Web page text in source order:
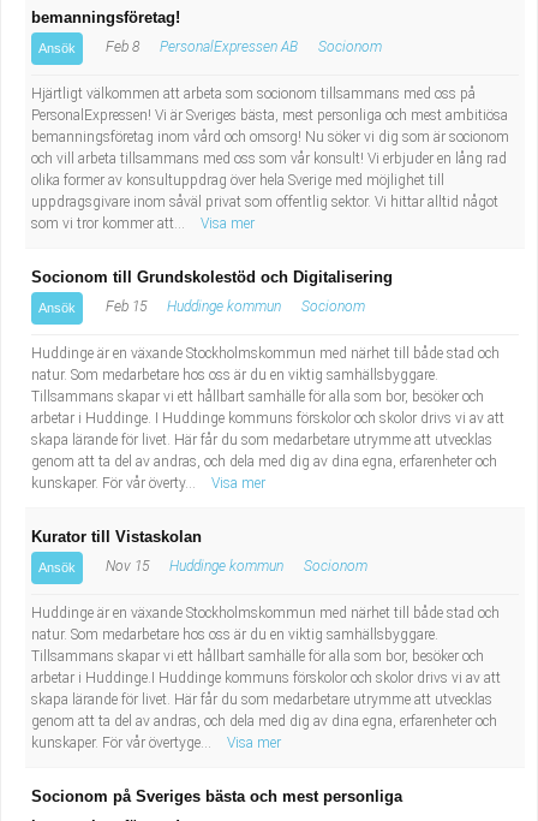
bemanningsföretag!
Ansök Feb 8 PersonalExpressen AB Socionom
Hjärtligt välkommen att arbeta som socionom tillsammans med oss på
PersonalExpressen! Vi är Sveriges bästa, mest personliga och mest ambitiösa
bemanningsföretag inom vård och omsorg! Nu söker vi dig som är socionom
och vill arbeta tillsammans med oss som vår konsult! Vi erbjuder en lång rad
olika former av konsultuppdrag över hela Sverige med möjlighet till
uppdragsgivare inom såväl privat som offentlig sektor. Vi hittar alltid något
som vi tror kommer att...
Visa mer
Socionom till Grundskolestöd och Digitalisering
Ansök Feb 15 Huddinge kommun Socionom
Huddinge är en växande Stockholmskommun med närhet till både stad och
natur. Som medarbetare hos oss är du en viktig samhällsbyggare.
Tillsammans skapar vi ett hållbart samhälle för alla som bor, besöker och
arbetar i Huddinge. I Huddinge kommuns förskolor och skolor drivs vi av att
skapa lärande för livet. Här får du som medarbetare utrymme att utvecklas
genom att ta del av andras, och dela med dig av dina egna, erfarenheter och
kunskaper. För vår överty...
Visa mer
Kurator till Vistaskolan
Ansök Nov 15 Huddinge kommun Socionom
Huddinge är en växande Stockholmskommun med närhet till både stad och
natur. Som medarbetare hos oss är du en viktig samhällsbyggare.
Tillsammans skapar vi ett hållbart samhälle för alla som bor, besöker och
arbetar i Huddinge.I Huddinge kommuns förskolor och skolor drivs vi av att
skapa lärande för livet. Här får du som medarbetare utrymme att utvecklas
genom att ta del av andras, och dela med dig av dina egna, erfarenheter och
kunskaper. För vår övertyge...
Visa mer
Socionom på Sveriges bästa och mest personliga